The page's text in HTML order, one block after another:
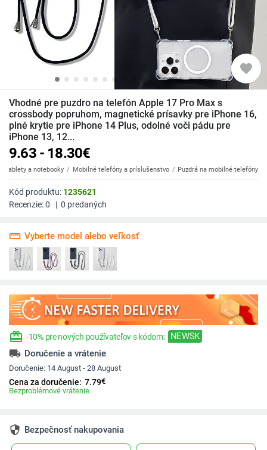
favorite
Vhodné pre puzdro na telefón Apple 17 Pro Max s
crossbody popruhom, magnetické prísavky pre iPhone 16,
plné krytie pre iPhone 14 Plus, odolné voči pádu pre
iPhone 13, 12...
9.63 - 18.30€
tablety a notebooky Mobilné telefóny a príslušenstvo Puzdrá na mobilné telefóny
Kód produktu: 1235621
Recenzie:0 | 0 predaných
straighten Vyberte model alebo veľkosť
redeem -10% pre nových používateľov s kódom: NEWSK
local_shipping Doručenie a vrátenie
Doručenie: 14 August - 28 August
Cena za doručenie: 7.79€
Bezproblémové vrátenie
security Bezpečnosť nakupovania